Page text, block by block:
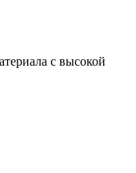
с высокой